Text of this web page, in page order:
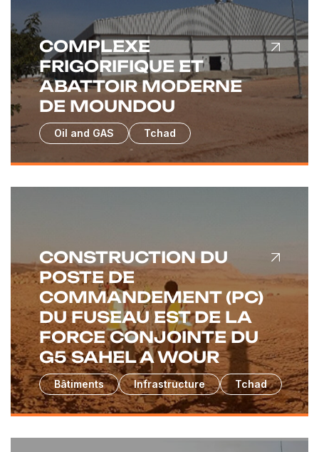
COMPLEXE
FRIGORIFIQUE ET
ABATTOIR MODERNE
DE MOUNDOU
Oil and GAS Tchad
CONSTRUCTION DU
POSTE DE
COMMANDEMENT (PC)
DU FUSEAU EST DE LA
FORCE CONJOINTE DU
G5 SAHEL A WOUR
Bâtiments Infrastructure Tchad